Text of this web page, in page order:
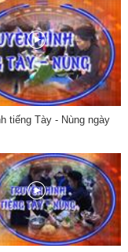
tiếng Tày - Nùng ngày